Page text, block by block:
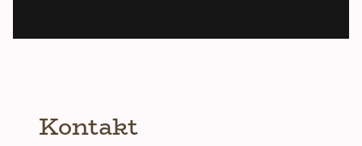
Kontakt